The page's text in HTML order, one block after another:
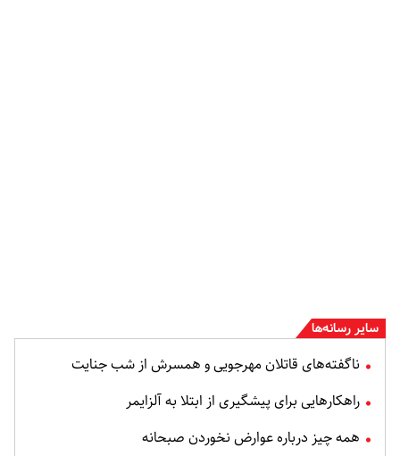
سایر رسانه‌ها
ناگفته‌های قاتلان مهرجویی و همسرش از شب جنایت
راهکارهایی برای پیشگیری از ابتلا به آلزایمر
همه چیز درباره عوارض نخوردن صبحانه